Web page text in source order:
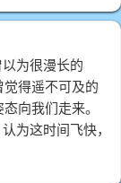
为很漫长的
得遥不可及的
向我们走来。
为这时间飞快，
否又暗自窃喜？
、长于这个伟大